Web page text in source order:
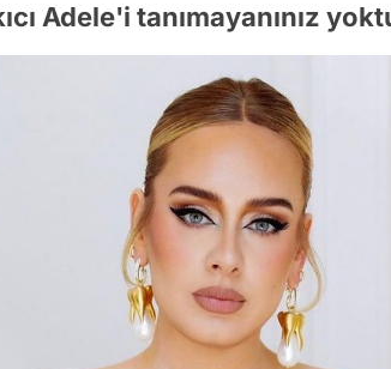
Adele'i tanımayanınız